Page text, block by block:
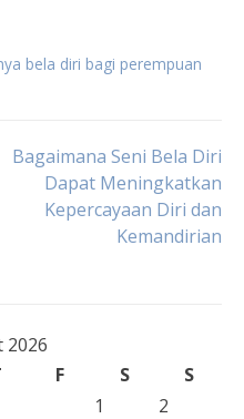
bela diri bagi perempuan
Bagaimana Seni Bela Diri
Dapat Meningkatkan
Kepercayaan Diri dan
Kemandirian
2026
F S
S
1
2